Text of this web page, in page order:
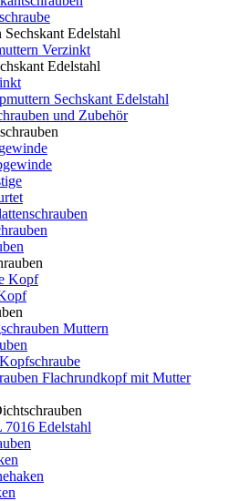
Edelstahl
Verzinkt
Edelstahl
Sechskant Edelstahl
und Zubehör
Kopf
Muttern
Flachrundkopf mit Mutter
Edelstahl